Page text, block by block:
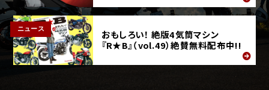
ニュース
おもしろい！ 絶版4気筒マシン
『R★B』（vol.49）絶賛無料配布中!!